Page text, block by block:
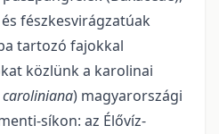
fészkesvirágzatúak
tartozó fajokkal
közlünk a karolinai
caroli­niana) magyarországi
síkon: az Élővíz-